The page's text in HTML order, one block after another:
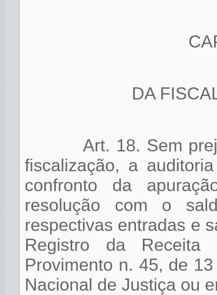
DA
Art. 18. Sem
fiscalização, a
confronto da
resolução com o
respectivas entradas e
Registro da
Provimento n. 45, de
Nacional de Justiça ou